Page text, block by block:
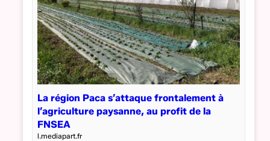
La région Paca s’attaque frontalement à
l’agriculture paysanne, au profit de la
FNSEA
l.mediapart.fr